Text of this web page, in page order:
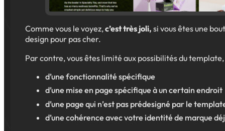
Comme vous le voyez,c’est très joli, si vous êtes une
design pour pas cher.
Par contre, vous êtes limité aux possibilités du template,
d’une fonctionnalité spécifique
d’une mise en page spécifique à un certain endroit
d’une page qui n’est pas prédesigné par le
d’une cohérence avec votre identité de marque